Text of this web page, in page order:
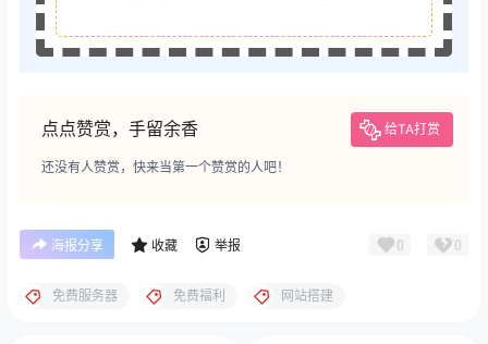
点点赞赏，手留余香 给TA打赏
还没有人赞赏，快来当第一个赞赏的人吧！
海报分享 收藏 举报 0 0
免费服务器 免费福利 网站搭建